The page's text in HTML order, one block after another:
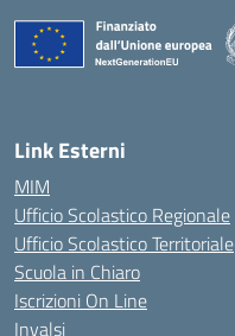
Link Esterni
MIM
Ufficio Scolastico Regionale
Ufficio Scolastico Territoriale
Scuola in Chiaro
Iscrizioni On Line
Invalsi